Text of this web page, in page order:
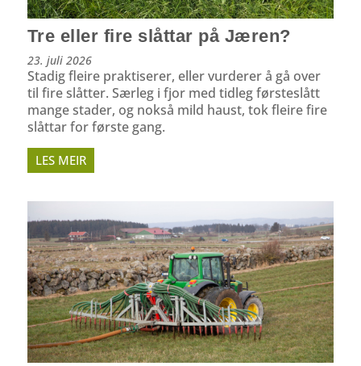
Tre eller fire slåttar på Jæren?
23. juli 2026
Stadig fleire praktiserer, eller vurderer å gå over
til fire slåtter. Særleg i fjor med tidleg førsteslått
mange stader, og nokså mild haust, tok fleire fire
slåttar for første gang.
LES MEIR